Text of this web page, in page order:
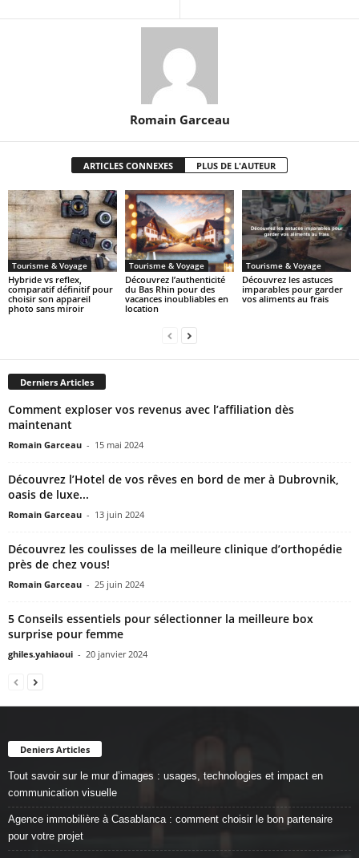
Romain Garceau
ARTICLES CONNEXES PLUS DE L'AUTEUR
Tourisme & Voyage
Hybride vs reflex,
comparatif définitif pour
choisir son appareil
photo sans miroir
Tourisme & Voyage
Découvrez l’authenticité
du Bas Rhin pour des
vacances inoubliables en
location
Tourisme & Voyage
Découvrez les astuces
imparables pour garder
vos aliments au frais
Derniers Articles
Comment exploser vos revenus avec l’affiliation dès
maintenant
Romain Garceau - 15 mai 2024
Découvrez l’Hotel de vos rêves en bord de mer à Dubrovnik,
oasis de luxe...
Romain Garceau - 13 juin 2024
Découvrez les coulisses de la meilleure clinique d’orthopédie
près de chez vous!
Romain Garceau - 25 juin 2024
5 Conseils essentiels pour sélectionner la meilleure box
surprise pour femme
ghiles.yahiaoui - 20 janvier 2024
Deniers Articles
Tout savoir sur le mur d’images : usages, technologies et impact en
communication visuelle
Agence immobilière à Casablanca : comment choisir le bon partenaire
pour votre projet